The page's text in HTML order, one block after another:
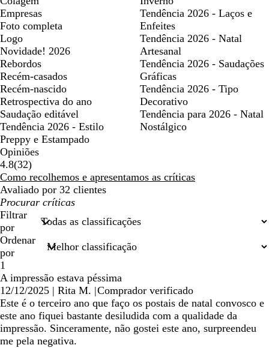
Empresas
Foto completa
Logo
Novidade! 2026
Rebordos
Recém-casados
Recém-nascido
Retrospectiva do ano
Saudação editável
Tendência 2026 - Estilo
Preppy e Estampado
Tendência 2026 - Laços e
Enfeites
Tendência 2026 - Natal
Artesanal
Tendência 2026 - Saudações
Gráficas
Tendência 2026 - Tipo
Decorativo
Tendência para 2026 - Natal
Nostálgico
Opiniões
4.8(3232
críticas
)
Como recolhemos e apresentamos as críticas
Avaliado por 32 clientes
As
minhas
entradas
de
pesquisa
Filtrar
por
Ordenar
por
1
A impressão estava péssima
12/12/2025 | Rita M. |Comprador verificado
Este é o terceiro ano que faço os postais de natal convosco e
este ano fiquei bastante desiludida com a qualidade da
impressão. Sinceramente, não gostei este ano, surpreendeu
me pela negativa.